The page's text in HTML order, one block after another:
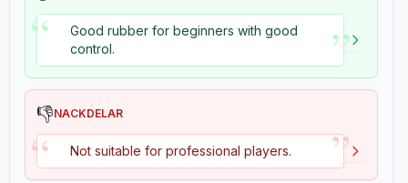
“
Good rubber for beginners with good
control.
”
👎NACKDELAR
“ Not suitable for professional players. ”